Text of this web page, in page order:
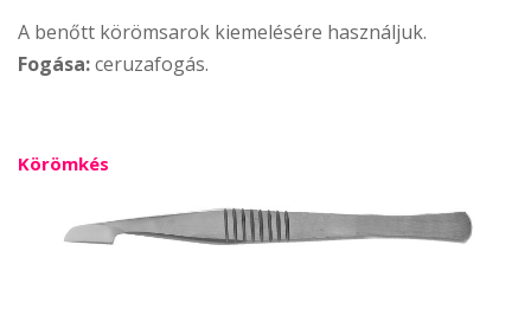
A benőtt körömsarok kiemelésére használjuk.
Fogása:ceruzafogás.
Körömkés